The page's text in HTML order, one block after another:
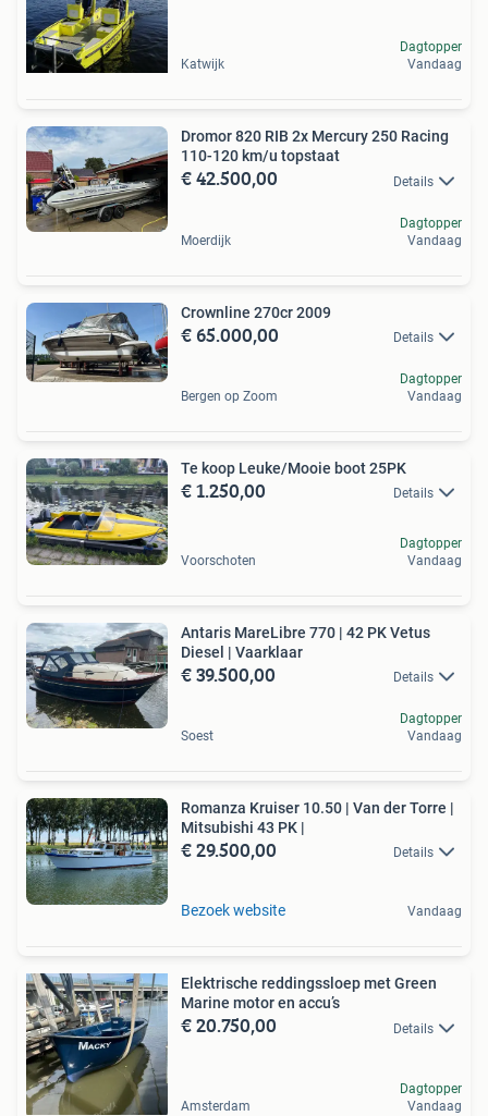
Katwijk
Dagtopper
Vandaag
Dromor 820 RIB 2x Mercury 250 Racing
110-120 km/u topstaat
€ 42.500,00 Details
Moerdijk
Dagtopper
Vandaag
Crownline 270cr 2009
€ 65.000,00 Details
Bergen op Zoom
Dagtopper
Vandaag
Te koop Leuke/Mooie boot 25PK
€ 1.250,00 Details
Voorschoten
Dagtopper
Vandaag
Antaris MareLibre 770 | 42 PK Vetus
Diesel | Vaarklaar
€ 39.500,00 Details
Soest
Dagtopper
Vandaag
Romanza Kruiser 10.50 | Van der Torre |
Mitsubishi 43 PK |
€ 29.500,00 Details
Bezoek website Vandaag
Elektrische reddingssloep met Green
Marine motor en accu’s
€ 20.750,00 Details
Amsterdam
Dagtopper
Vandaag